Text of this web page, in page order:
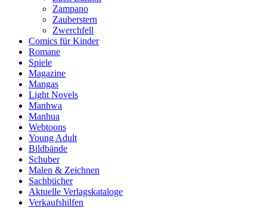
Zampano
Zauberstern
Zwerchfell
Comics für Kinder
Romane
Spiele
Magazine
Mangas
Light Novels
Manhwa
Manhua
Webtoons
Young Adult
Bildbände
Schuber
Malen & Zeichnen
Sachbücher
Aktuelle Verlagskataloge
Verkaufshilfen